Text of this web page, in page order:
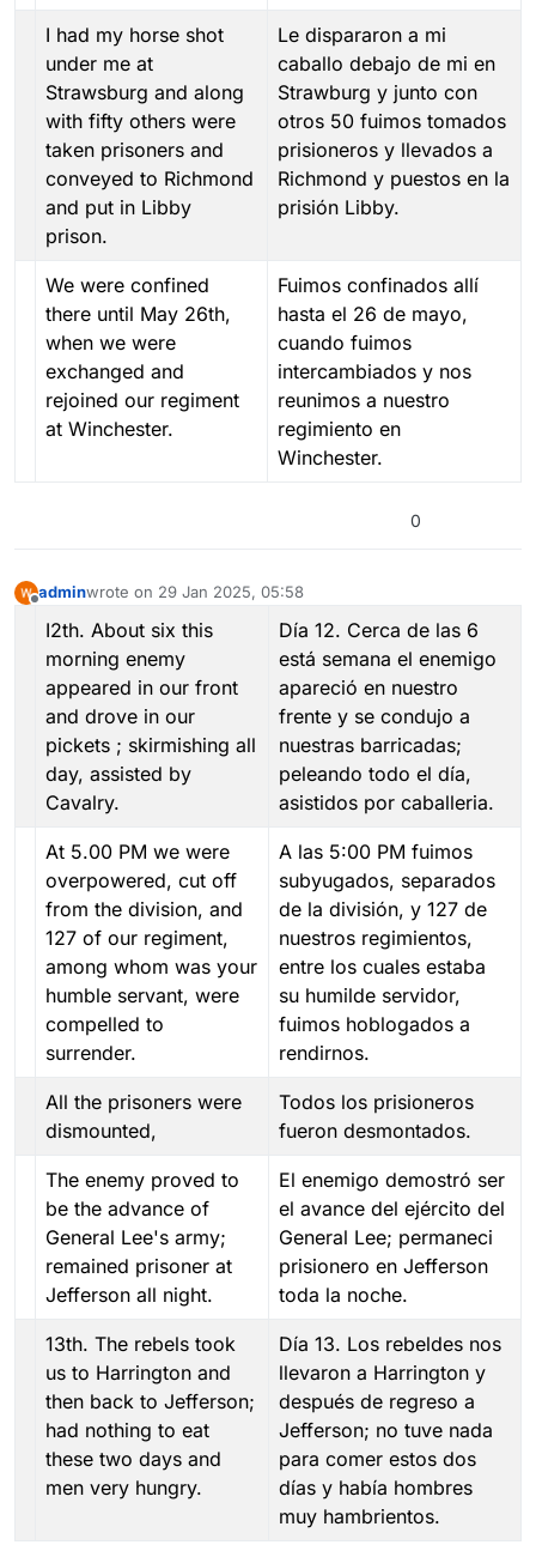
I had my horse shot
under me at
Strawsburg and along
with fifty others were
taken prisoners and
conveyed to Richmond
and put in Libby
prison.
Le dispararon a mi
caballo debajo de mi en
Strawburg y junto con
otros 50 fuimos tomados
prisioneros y llevados a
Richmond y puestos en la
prisión Libby.
We were confined
there until May 26th,
when we were
exchanged and
rejoined our regiment
at Winchester.
Fuimos confinados allí
hasta el 26 de mayo,
cuando fuimos
intercambiados y nos
reunimos a nuestro
regimiento en
Winchester.
0
Offline
adminwrote on 29 Jan 2025, 05:58
last edited by
I2th. About six this
morning enemy
appeared in our front
and drove in our
pickets ; skirmishing all
day, assisted by
Cavalry.
Día 12. Cerca de las 6
está semana el enemigo
apareció en nuestro
frente y se condujo a
nuestras barricadas;
peleando todo el día,
asistidos por caballeria.
At 5.00 PM we were
overpowered, cut off
from the division, and
127 of our regiment,
among whom was your
humble servant, were
compelled to
surrender.
A las 5:00 PM fuimos
subyugados, separados
de la división, y 127 de
nuestros regimientos,
entre los cuales estaba
su humilde servidor,
fuimos hoblogados a
rendirnos.
All the prisoners were
dismounted,
Todos los prisioneros
fueron desmontados.
The enemy proved to
be the advance of
General Lee's army;
remained prisoner at
Jefferson all night.
El enemigo demostró ser
el avance del ejército del
General Lee; permaneci
prisionero en Jefferson
toda la noche.
13th. The rebels took
us to Harrington and
then back to Jefferson;
had nothing to eat
these two days and
men very hungry.
Día 13. Los rebeldes nos
llevaron a Harrington y
después de regreso a
Jefferson; no tuve nada
para comer estos dos
días y había hombres
muy hambrientos.